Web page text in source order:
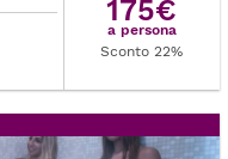
175€
a persona
Sconto 22%